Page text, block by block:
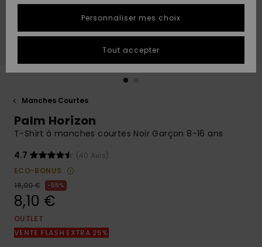
Découvrir
Découvrir
CONTACT
Démarrez
pour obtenir
question.
Démarrer
conversation
fréquentes et
notre
COLLECTION
CARTE
CADEAU
LISTE DE
SOUHAITS
Manches Courtes
Palm Horizon
T-Shirt à manches courtes Noir Garçon 8-16 ans
4.7
(40 Avis)
ECO-BONUS
18,00 €
55%
8,10 €
OUTLET
VENTE FLASH EXTRA 25%
Personnaliser mes choix
Tout accepter